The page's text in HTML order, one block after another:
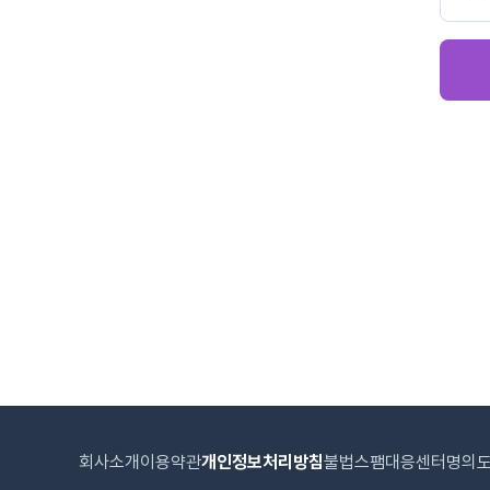
회사소개 이용약관개인정보처리방침불법스팸대응센터 명의